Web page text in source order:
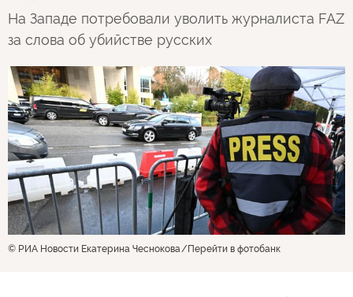
На Западе потребовали уволить журналиста FAZ
за слова об убийстве русских
© РИА Новости Екатерина Чеснокова Перейти в фотобанк